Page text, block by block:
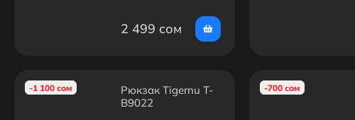
для ноутбука с
ручками
2 499 сом
-1 100 сом
Рюкзак Tigernu T-
B9022
-700 сом